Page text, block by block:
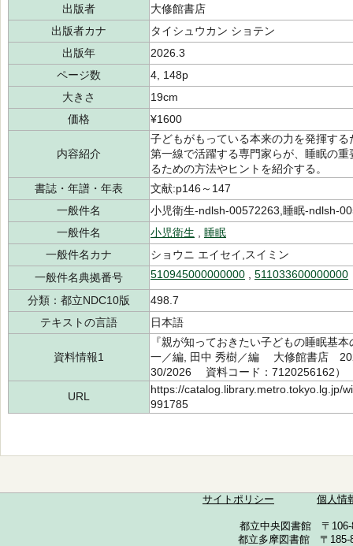
出版者
大修館書店
出版者カナ
タイシュウカン ショテン
出版年
2026.3
ページ数
4, 148p
大きさ
19cm
価格
¥1600
内容紹介
子どもがもっている本来の力を発揮す
第一線で活躍する専門家らが、睡眠の
るための方法やヒントを紹介する。
書誌・年譜・年表
文献:p146～147
一般件名
小児衛生-ndlsh-00572263,睡眠-ndlsh-
一般件名
小児衛生
睡眠
一般件名カナ
ショウニ エイセイ,スイミン
一般件名典拠番号
510945000000000 511033600000000
分類：都立NDC10版
498.7
テキストの言語
日本語
資料情報1
『親が知っておきたい子どもの睡眠基
一／編, 田中 秀樹／編 大修館書店
30/2026 資料コード：7120256162）
URL
https://catalog.library.metro.tokyo.lg.jp/
991785
サイトポリシー 個人情
都立中央図書館 〒
都立多摩図書館 〒185-